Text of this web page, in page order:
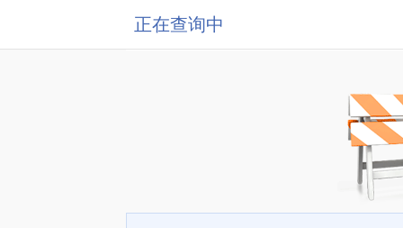
正在查询中